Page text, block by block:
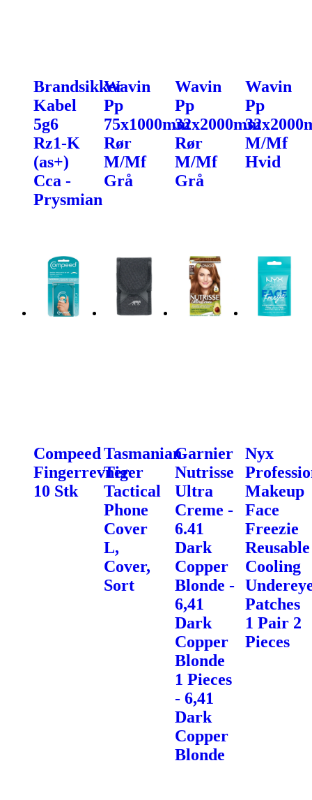
Brandsikker
Kabel
5g6
Rz1-K
(as+)
Cca -
Prysmian
Wavin
Pp
75x1000mm
Rør
M/Mf
Grå
Wavin
Pp
32x2000mm
Rør
M/Mf
Grå
Wavin
Pp
M/Mf
Hvid
Compeed
Fingerrevner
10 Stk
Tasmanian
Tiger
Tactical
Phone
Cover
L,
Cover,
Sort
Garnier
Nutrisse
Ultra
Creme -
6.41
Dark
Copper
Blonde -
6,41
Dark
Copper
Blonde
1 Pieces
- 6,41
Dark
Copper
Blonde
Nyx
Makeup
Face
Freezie
Reusable
Cooling
Patches
1 Pair 2
Pieces